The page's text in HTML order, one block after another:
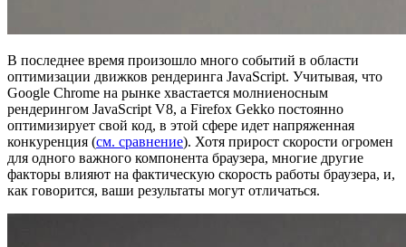
В последнее время произошло много событий в области
оптимизации движков рендеринга JavaScript. Учитывая, что
Google Chrome на рынке хвастается молниеносным
рендерингом JavaScript V8, а Firefox Gekko постоянно
оптимизирует свой код, в этой сфере идет напряженная
конкуренция (см. сравнение). Хотя прирост скорости огромен
для одного важного компонента браузера, многие другие
факторы влияют на фактическую скорость работы браузера, и,
как говорится, ваши результаты могут отличаться.